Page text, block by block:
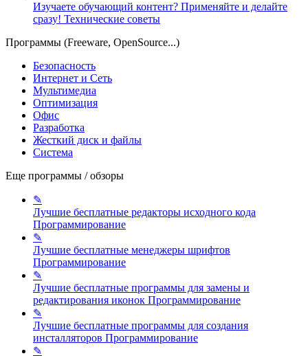
Изучаете обучающий контент? Применяйте и делайте
сразу! Технические советы
Программы (Freeware, OpenSource...)
Безопасность
Интернет и Сеть
Мультимедиа
Оптимизация
Офис
Разработка
Жесткий диск и файлы
Система
Еще программы / обзоры
✎
Лучшие бесплатные редакторы исходного кода
Программирование
✎
Лучшие бесплатные менеджеры шрифтов
Программирование
✎
Лучшие бесплатные программы для замены и
редактирования иконок Программирование
✎
Лучшие бесплатные программы для создания
инсталляторов Программирование
✎